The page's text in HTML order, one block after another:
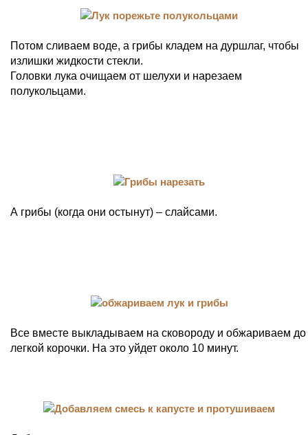
Потом сливаем воде, а грибы кладем на дуршлаг, чтобы
излишки жидкости стекли.
Головки лука очищаем от шелухи и нарезаем
полукольцами.
А грибы (когда они остынут) – слайсами.
Все вместе выкладываем на сковороду и обжариваем до
легкой корочки. На это уйдет около 10 минут.